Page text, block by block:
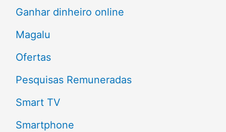
:
Ganhar dinheiro online
Magalu
Ofertas
Pesquisas Remuneradas
Smart TV
Smartphone